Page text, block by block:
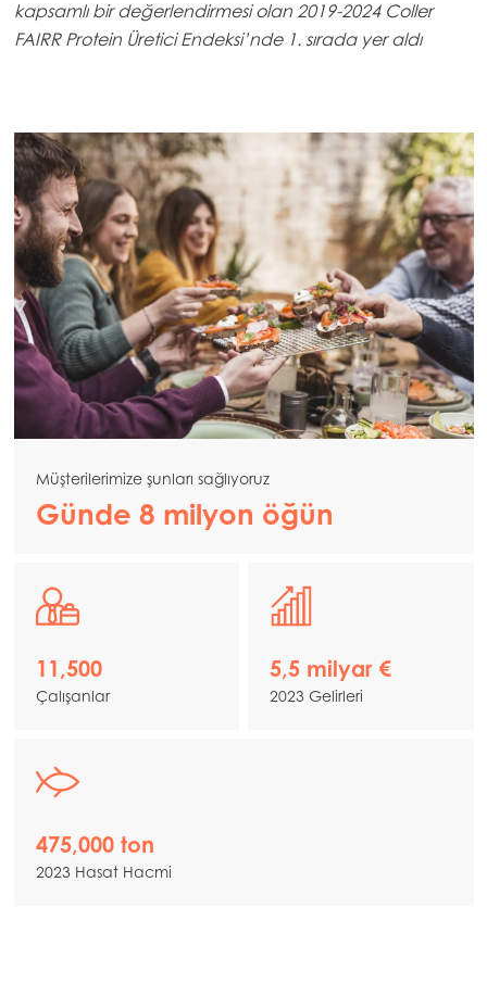
kapsamlı bir değerlendirmesi olan 2019-2024 Coller
FAIRR Protein Üretici Endeksi’nde 1. sırada yer aldı
Günde 8 milyon öğün
Müşterilerimize şunları sağlıyoruz
11,500
Çalışanlar
5,5 milyar €
2023 Gelirleri
475,000 ton
2023 Hasat Hacmi